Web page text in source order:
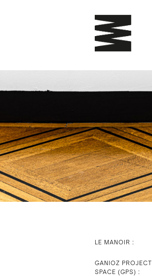
LE MANOIR :
GANIOZ PROJECT
SPACE (GPS) :